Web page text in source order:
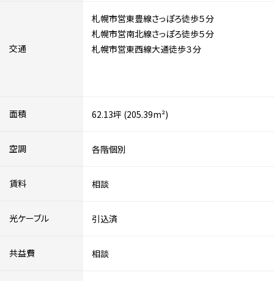
交通
札幌市営東豊線さっぽろ徒歩５分
札幌市営南北線さっぽろ徒歩５分
札幌市営東西線大通徒歩３分
面積 62.13坪 (205.39m²)
空調 各階個別
賃料 相談
光ケーブル 引込済
共益費 相談